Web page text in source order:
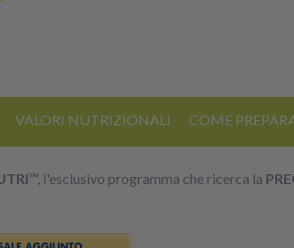
VALORI NUTRIZIONALI COME
™, l'esclusivo programma che ricerca la